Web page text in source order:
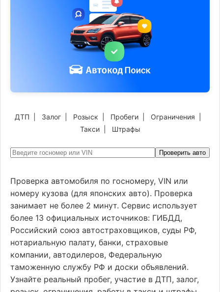
ДТП Залог Розыск Пробеги Ограничения
Такси| Штрафы
Проверить авто
Проверка автомобиля по госномеру, VIN или
номеру кузова (для японских авто). Проверка
занимает не более 2 минут. Сервис использует
более 13 официальных источников: ГИБДД,
Российский союз автостраховщиков, суды РФ,
нотариальную палату, банки, страховые
компании, автодилеров, Федеральную
таможенную службу РФ и доски объявлений.
Узнайте реальный пробег, участие в ДТП, залог,